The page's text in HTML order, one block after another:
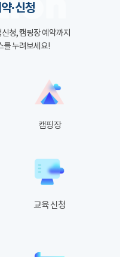
·신청
청, 캠핑장 예약까지
를 누려보세요!
캠핑장
교육 신청